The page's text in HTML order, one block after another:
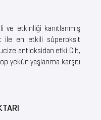
etkinliği kanıtlanmış
ile en etkili süperoksit
antioksidan etki Cilt,
yekün yaşlanma karşıtı